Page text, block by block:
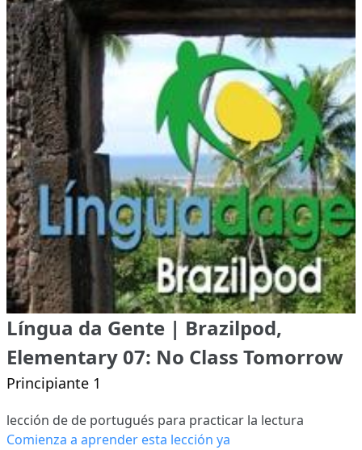
Língua da Gente | Brazilpod,
Elementary 07: No Class Tomorrow
Principiante 1
lección de de portugués para practicar la lectura
Comienza a aprender esta lección ya